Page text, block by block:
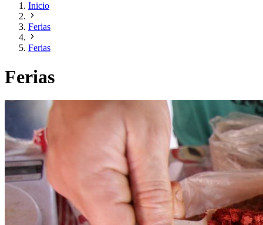
Inicio
Ferias
Ferias
Ferias